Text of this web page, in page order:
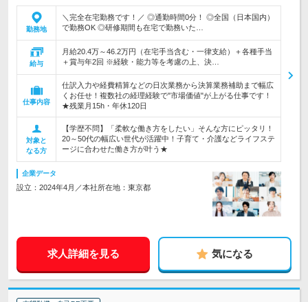
勤務地
＼完全在宅勤務です！／ ◎通勤時間0分！ ◎全国（日本国内）
で勤務OK ◎研修期間も在宅で勤務いた…
給与
月給20.4万～46.2万円（在宅手当含む・一律支給）＋各種手当
＋賞与年2回 ※経験・能力等を考慮の上、決…
仕事内容
仕訳入力や経費精算などの日次業務から決算業務補助まで幅広
くお任せ！複数社の経理経験で"市場価値"が上がる仕事です！
★残業月15h・年休120日
対象と
なる方
【学歴不問】「柔軟な働き方をしたい」そんな方にピッタリ！
20～50代の幅広い世代が活躍中！子育て・介護などライフステ
ージに合わせた働き方が叶う★
企業データ
設立：2024年4月／本社所在地：東京都
求人詳細を見る 気になる